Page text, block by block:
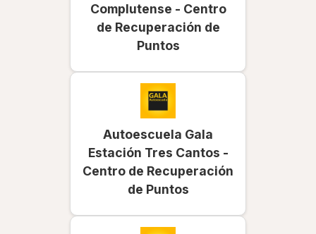
Complutense - Centro
de Recuperación de
Puntos
Autoescuela Gala
Estación Tres Cantos -
Centro de Recuperación
de Puntos